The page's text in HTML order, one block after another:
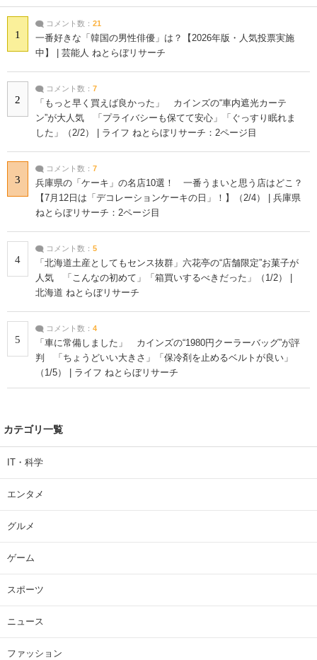
1
コメント数： 21
一番好きな「韓国の男性俳優」は？【2026年版・人気投票実施
中】 | 芸能人 ねとらぼリサーチ
2
コメント数： 7
「もっと早く買えば良かった」 カインズの“車内遮光カーテ
ン”が大人気 「プライバシーも保てて安心」「ぐっすり眠れま
した」（2/2） | ライフ ねとらぼリサーチ：2ページ目
3
コメント数： 7
兵庫県の「ケーキ」の名店10選！ 一番うまいと思う店はどこ？
【7月12日は「デコレーションケーキの日」！】（2/4） | 兵庫県
ねとらぼリサーチ：2ページ目
4
コメント数： 5
「北海道土産としてもセンス抜群」六花亭の“店舗限定”お菓子が
人気 「こんなの初めて」「箱買いするべきだった」（1/2） |
北海道 ねとらぼリサーチ
5
コメント数： 4
「車に常備しました」 カインズの“1980円クーラーバッグ”が評
判 「ちょうどいい大きさ」「保冷剤を止めるベルトが良い」
（1/5） | ライフ ねとらぼリサーチ
カテゴリ一覧
IT・科学
エンタメ
グルメ
ゲーム
スポーツ
ニュース
ファッション